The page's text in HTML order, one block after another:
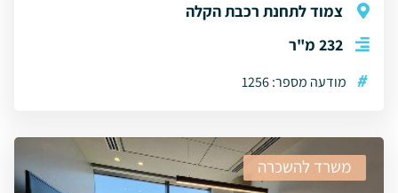
צמוד לתחנת רכבת הקלה
232 מ"ר
# מודעה מספר: 1256
משרד להשכרה